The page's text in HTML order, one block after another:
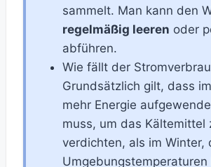
sammelt. Man kann den
regelmäßig leeren oder
abführen.
Wie fällt der
Grundsätzlich gilt, dass
mehr Energie
muss, um das Kältemittel
verdichten, als im Winter,
Umgebungstemperaturen